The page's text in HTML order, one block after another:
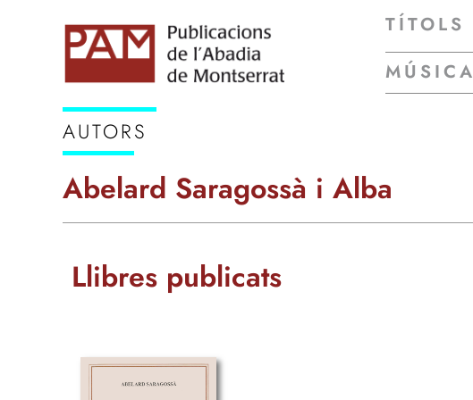
TÍTOLS
MÚSICA
AUTORS
Abelard Saragossà i Alba
Llibres publicats